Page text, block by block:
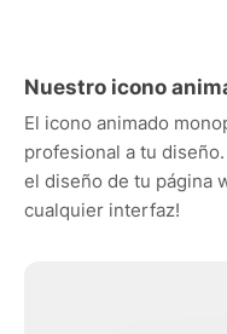
Nuestro icono
El icono animado
profesional a tu
el diseño de tu página
cualquier interfaz!